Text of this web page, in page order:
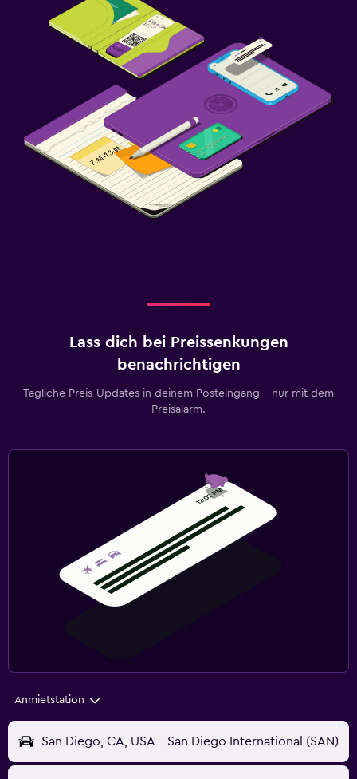
Lass dich bei Preissenkungen
benachrichtigen
Tägliche Preis-Updates in deinem Posteingang – nur mit dem
Preisalarm.
Anmietstation
San Diego, CA, USA - San Diego International (SAN)